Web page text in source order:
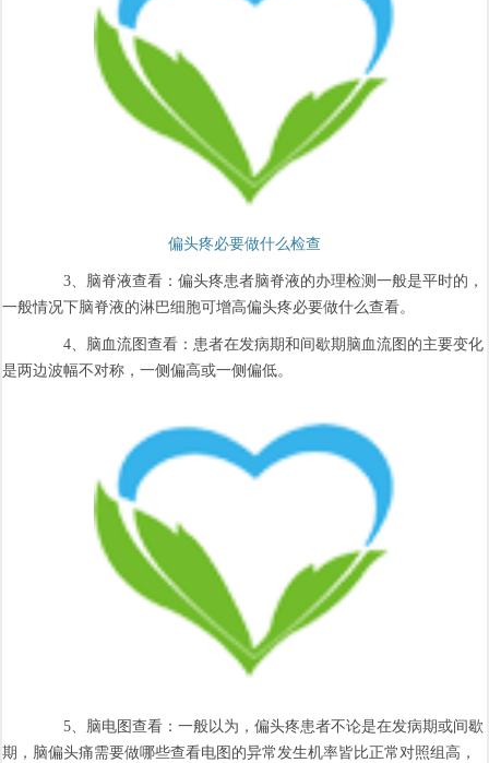
偏头疼必要做什么检查
3、脑脊液查看：偏头疼患者脑脊液的办理检测一般是平时的，
一般情况下脑脊液的淋巴细胞可增高偏头疼必要做什么查看。
4、脑血流图查看：患者在发病期和间歇期脑血流图的主要变化
是两边波幅不对称，一侧偏高或一侧偏低。
5、脑电图查看：一般以为，偏头疼患者不论是在发病期或间歇
期，脑偏头痛需要做哪些查看电图的异常发生机率皆比正常对照组高，